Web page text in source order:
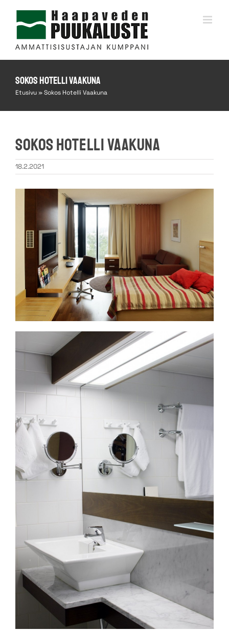
content
Sokos Hotelli Vaakuna
Etusivu»Sokos Hotelli Vaakuna
Sokos Hotelli Vaakuna
18.2.2021